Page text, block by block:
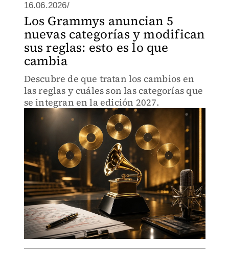
16.06.2026/
Los Grammys anuncian 5
nuevas categorías y modifican
sus reglas: esto es lo que
cambia
Descubre de que tratan los cambios en
las reglas y cuáles son las categorías que
se integran en la edición 2027.